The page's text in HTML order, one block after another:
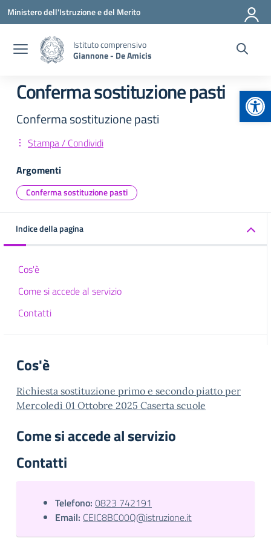
Vai ai contenuti
Vai al menu di navigazione
Vai al footer
Ministero dell'Istruzione e del Merito
Istituto comprensivo
Giannone - De Amicis
Conferma sostituzione pasti
Conferma sostituzione pasti
Stampa / Condividi
Argomenti
Conferma sostituzione pasti
Indice della pagina
Cos'è
Come si accede al servizio
Contatti
Cos'è
Richiesta sostituzione primo e secondo piatto per
Mercoledì 01 Ottobre 2025 Caserta scuole
Come si accede al servizio
Contatti
Telefono: 0823 742191
Email: CEIC8BC00Q@istruzione.it